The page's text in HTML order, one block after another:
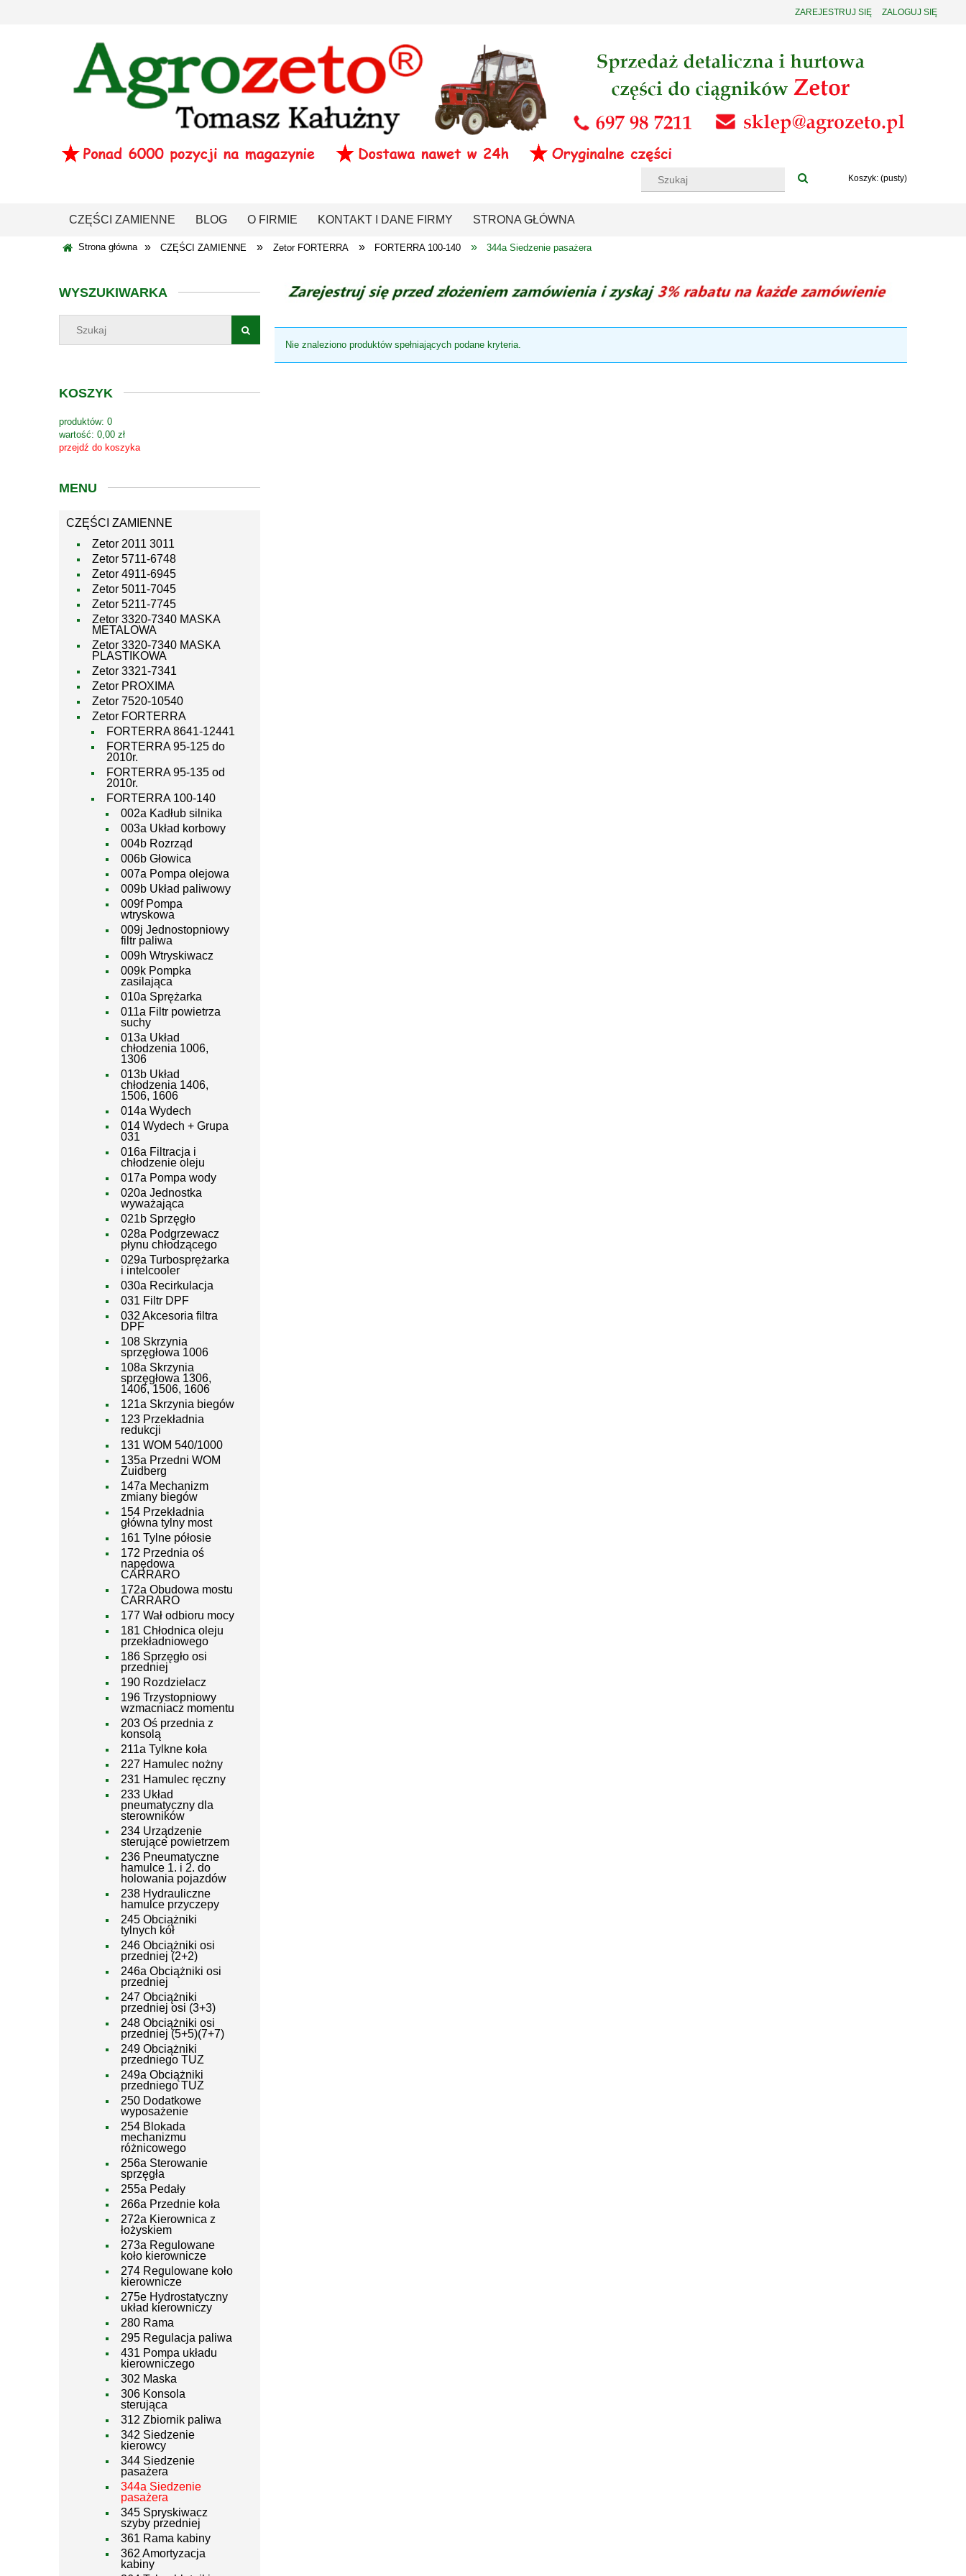
ZAREJESTRUJ SIĘ ZALOGUJ SIĘ
Koszyk: (pusty)
CZĘŚCI ZAMIENNE BLOG O FIRMIE KONTAKT I DANE FIRMY STRONA GŁÓWNA
Strona główna » CZĘŚCI ZAMIENNE » Zetor FORTERRA » FORTERRA 100-140 » 344a Siedzenie pasażera
WYSZUKIWARKA
KOSZYK
produktów: 0
wartość: 0,00 zł
przejdź do koszyka
MENU
CZĘŚCI ZAMIENNE
Zetor 2011 3011
Zetor 5711-6748
Zetor 4911-6945
Zetor 5011-7045
Zetor 5211-7745
Zetor 3320-7340 MASKA
METALOWA
Zetor 3320-7340 MASKA
PLASTIKOWA
Zetor 3321-7341
Zetor PROXIMA
Zetor 7520-10540
Zetor FORTERRA
FORTERRA 8641-12441
FORTERRA 95-125 do
2010r.
FORTERRA 95-135 od
2010r.
FORTERRA 100-140
002a Kadłub silnika
003a Układ korbowy
004b Rozrząd
006b Głowica
007a Pompa olejowa
009b Układ paliwowy
009f Pompa
wtryskowa
009j Jednostopniowy
filtr paliwa
009h Wtryskiwacz
009k Pompka
zasilająca
010a Sprężarka
011a Filtr powietrza
suchy
013a Układ
chłodzenia 1006,
1306
013b Układ
chłodzenia 1406,
1506, 1606
014a Wydech
014 Wydech + Grupa
031
016a Filtracja i
chłodzenie oleju
017a Pompa wody
020a Jednostka
wyważająca
021b Sprzęgło
028a Podgrzewacz
płynu chłodzącego
029a Turbosprężarka
i intelcooler
030a Recirkulacja
031 Filtr DPF
032 Akcesoria filtra
DPF
108 Skrzynia
sprzęgłowa 1006
108a Skrzynia
sprzęgłowa 1306,
1406, 1506, 1606
121a Skrzynia biegów
123 Przekładnia
redukcji
131 WOM 540/1000
135a Przedni WOM
Zuidberg
147a Mechanizm
zmiany biegów
154 Przekładnia
główna tylny most
161 Tylne półosie
172 Przednia oś
napędowa
CARRARO
172a Obudowa mostu
CARRARO
177 Wał odbioru mocy
181 Chłodnica oleju
przekładniowego
186 Sprzęgło osi
przedniej
190 Rozdzielacz
196 Trzystopniowy
wzmacniacz momentu
203 Oś przednia z
konsolą
211a Tylkne koła
227 Hamulec nożny
231 Hamulec ręczny
233 Układ
pneumatyczny dla
sterowników
234 Urządzenie
sterujące powietrzem
236 Pneumatyczne
hamulce 1. i 2. do
holowania pojazdów
238 Hydrauliczne
hamulce przyczepy
245 Obciążniki
tylnych kół
246 Obciążniki osi
przedniej (2+2)
246a Obciążniki osi
przedniej
247 Obciążniki
przedniej osi (3+3)
248 Obciążniki osi
przedniej (5+5)(7+7)
249 Obciążniki
przedniego TUZ
249a Obciążniki
przedniego TUZ
250 Dodatkowe
wyposażenie
254 Blokada
mechanizmu
różnicowego
256a Sterowanie
sprzęgła
255a Pedały
266a Przednie koła
272a Kierownica z
łożyskiem
273a Regulowane
koło kierownicze
274 Regulowane koło
kierownicze
275e Hydrostatyczny
układ kierowniczy
280 Rama
295 Regulacja paliwa
431 Pompa układu
kierowniczego
302 Maska
306 Konsola
sterująca
312 Zbiornik paliwa
342 Siedzenie
kierowcy
344 Siedzenie
pasażera
344a Siedzenie
pasażera
345 Spryskiwacz
szyby przedniej
361 Rama kabiny
362 Amortyzacja
kabiny
Nie znaleziono produktów spełniających podane kryteria.